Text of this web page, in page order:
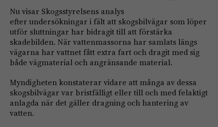
Nu visar Skogsstyrelsens analys
efter undersökningar i fält att skogsbilvägar som löper
utför sluttningar har bidragit till att förstärka
skadebilden. När vattenmassorna har samlats längs
vägarna har vattnet fått extra fart och dragit med sig
både vägmaterial och angränsande material.
Myndigheten konstaterar vidare att många av dessa
skogsbilvägar var bristfälligt eller till och med felaktigt
anlagda när det gäller dragning och hantering av
vatten.